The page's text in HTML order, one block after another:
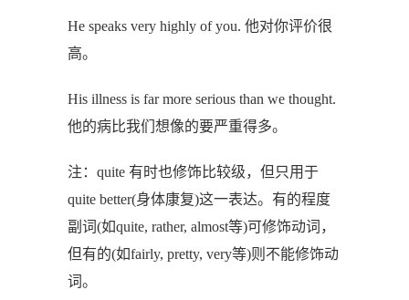
He speaks very highly of you. 他对你评价很
高。
His illness is far more serious than we thought.
他的病比我们想像的要严重得多。
注：quite 有时也修饰比较级，但只用于
quite better(身体康复)这一表达。有的程度
副词(如quite, rather, almost等)可修饰动词，
但有的(如fairly, pretty, very等)则不能修饰动
词。